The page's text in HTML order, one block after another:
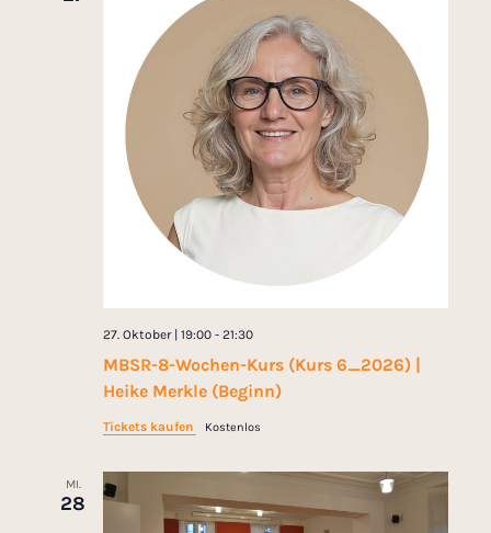
MBSR-8-Wochen-Kurs (Kurs 6_2026) |
Heike Merkle (Beginn)
27. Oktober | 19:00- 21:30
Tickets kaufen Kostenlos
MI.
28